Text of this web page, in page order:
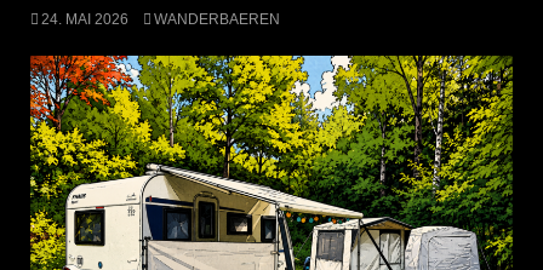
24. MAI 2026 WANDERBAEREN